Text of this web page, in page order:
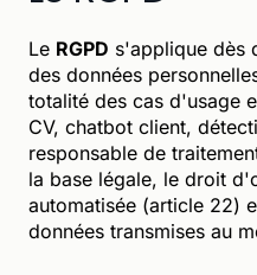
Le RGPD s'applique dès
des données
totalité des cas d'usage
CV, chatbot client,
responsable de
la base légale, le droit
automatisée (article 22)
données transmises au